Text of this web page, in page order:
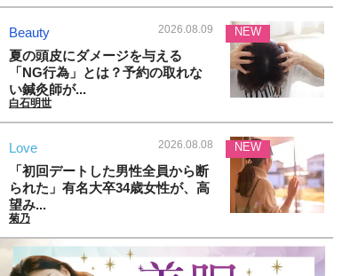
Beauty 2026.08.09
夏の頭皮にダメージを与える
「NG行為」とは？予約の取れな
い鍼灸師が...
白石明世
NEW
Love 2026.08.08
「初回デートした男性全員から断
られた」有名大卒34歳女性が、高
望み...
菊乃
NEW